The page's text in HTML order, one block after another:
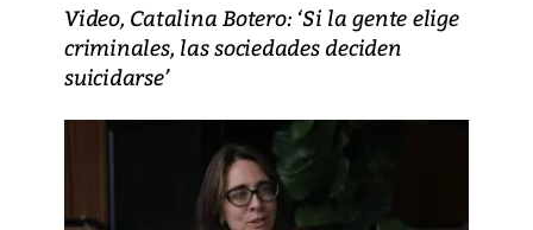
Video, Catalina Botero: ‘Si la gente elige
criminales, las sociedades deciden
suicidarse’